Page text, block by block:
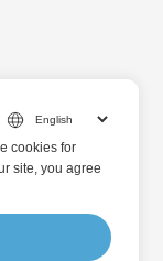
cookies for
site, you agree